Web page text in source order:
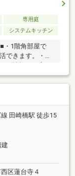
専用庭
システムキッチン
・1階角部屋で
できます。・水
帖超えと広々
ています。・ワ
す。■■■【立
口」駅まで徒歩
小学校まで徒歩
第二桜ヶ丘こど
子様に安
セブンイレブ
まで徒歩約12
す。
田崎橋駅 徒歩15
区蓮台寺４